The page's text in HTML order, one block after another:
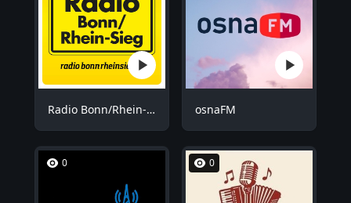
Radio Bonn/Rhein-Sieg osnaFM
0 0